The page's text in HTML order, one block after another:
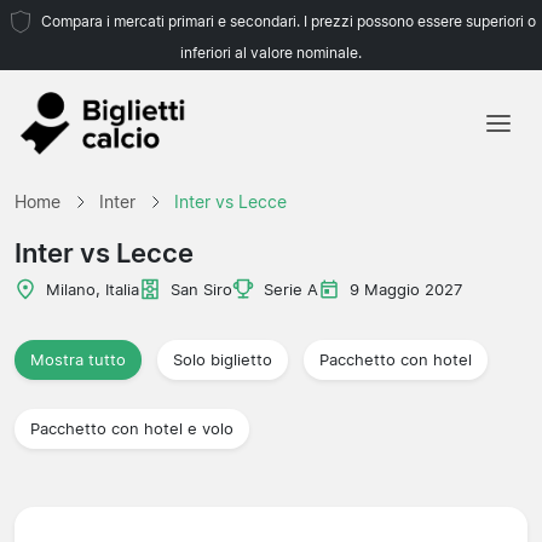
Compara i mercati primari e secondari. I prezzi possono essere superiori o
inferiori al valore nominale.
Home Inter Inter vs Lecce
Inter vs Lecce
Milano, Italia San Siro Serie A 9 Maggio 2027
Mostra tutto Solo biglietto Pacchetto con hotel
Pacchetto con hotel e volo